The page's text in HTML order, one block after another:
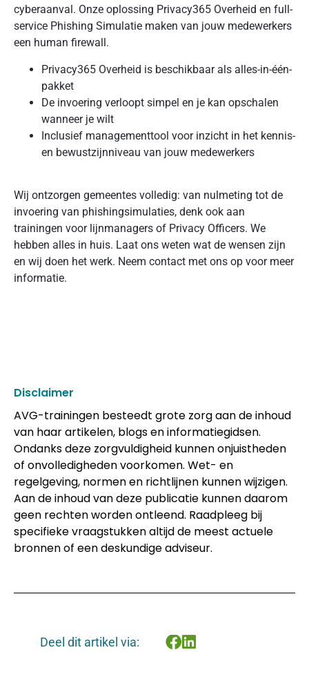
cyberaanval. Onze oplossing Privacy365 Overheid en full-
service Phishing Simulatie maken van jouw medewerkers
een human firewall.
Privacy365 Overheid is beschikbaar als alles-in-één-
pakket
De invoering verloopt simpel en je kan opschalen
wanneer je wilt
Inclusief managementtool voor inzicht in het kennis-
en bewustzijnniveau van jouw medewerkers
Wij ontzorgen gemeentes volledig: van nulmeting tot de
invoering van phishingsimulaties, denk ook aan
trainingen voor lijnmanagers of Privacy Officers. We
hebben alles in huis. Laat ons weten wat de wensen zijn
en wij doen het werk. Neem contact met ons op voor meer
informatie.
Disclaimer
AVG-trainingen besteedt grote zorg aan de inhoud
van haar artikelen, blogs en informatiegidsen.
Ondanks deze zorgvuldigheid kunnen onjuistheden
of onvolledigheden voorkomen. Wet- en
regelgeving, normen en richtlijnen kunnen wijzigen.
Aan de inhoud van deze publicatie kunnen daarom
geen rechten worden ontleend. Raadpleeg bij
specifieke vraagstukken altijd de meest actuele
bronnen of een deskundige adviseur.
Deel dit artikel via: